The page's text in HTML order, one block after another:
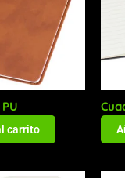
carrito